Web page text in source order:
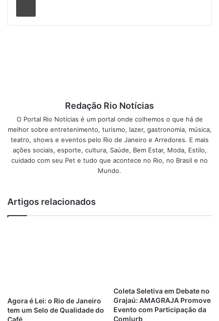
ainda não se vacinaram, especialmente os grupos
prevenir complicações graves causadas pelo vírus da
influenza. Em 2025, a cidade registrou 1.036 casos de
síndrome respiratória aguda grave (SRAG) relacionados à
influenza, resultando em 144 mortes. A vacina está
acessível nas 243 salas de vacinação espalhadas pelo
município, incluindo as clínicas da família, centros de
das 8h às 22h), na Zona Oeste (no ParkShopping Campo
Grande, conforme o horário do shopping) e na Zona Norte
Post Views: 147
Redação Rio Notícias
O Portal Rio Notícias é um portal onde colhemos o que há de
melhor sobre entretenimento, turismo, lazer, gastronomia, música,
teatro, shows e eventos pelo Rio de Janeiro e Arredores. E mais
ações sociais, esporte, cultura, Saúde, Bem Estar, Moda, Estilo,
cuidado com seu Pet e tudo que acontece no Rio, no Brasil e no
Mundo.
Artigos relacionados
Agora é Lei: o Rio de Janeiro
tem um Selo de Qualidade do
Coleta Seletiva em Debate no
Grajaú: AMAGRAJA Promove
Evento com Participação da
Comlurb